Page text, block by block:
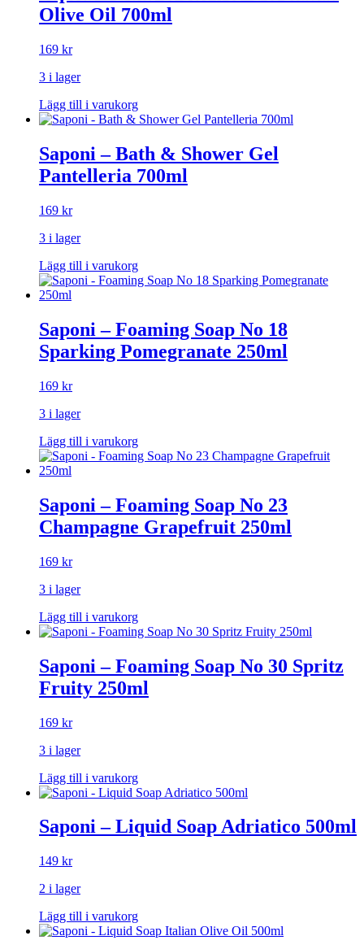
Olive Oil 700ml
169 kr
3 i lager
Lägg till i varukorg
Saponi – Bath & Shower Gel
Pantelleria 700ml
169 kr
3 i lager
Lägg till i varukorg
Saponi – Foaming Soap No 18
Sparking Pomegranate 250ml
169 kr
3 i lager
Lägg till i varukorg
Saponi – Foaming Soap No 23
Champagne Grapefruit 250ml
169 kr
3 i lager
Lägg till i varukorg
Saponi – Foaming Soap No 30 Spritz
Fruity 250ml
169 kr
3 i lager
Lägg till i varukorg
Saponi – Liquid Soap Adriatico 500ml
149 kr
2 i lager
Lägg till i varukorg